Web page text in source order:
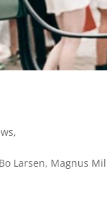
,
Larsen, Magnus